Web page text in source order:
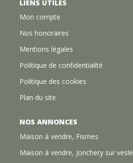
LIENS UTILES
Mon compte
Nos honoraires
Mentions légales
Politique de confidentialité
Politique des cookies
Plan du site
NOS ANNONCES
Maison à vendre, Fismes
Maison à vendre, Jonchery sur vesle